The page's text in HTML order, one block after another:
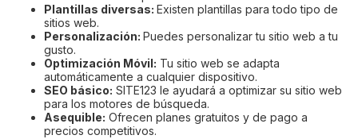
Plantillas diversas: Existen plantillas para todo tipo de
sitios web.
Personalización: Puedes personalizar tu sitio web a tu
gusto.
Optimización Móvil: Tu sitio web se adapta
automáticamente a cualquier dispositivo.
SEO básico: SITE123 le ayudará a optimizar su sitio web
para los motores de búsqueda.
Asequible: Ofrecen planes gratuitos y de pago a
precios competitivos.